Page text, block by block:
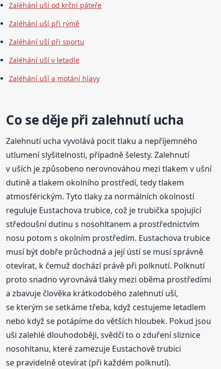
Zaléhání uší od krční páteře
Zaléhání uší při rýmě
Zaléhání uší při sportu
Zaléhání uší v letadle
Zaléhání uší a motání hlavy
Co se děje při zalehnutí ucha
Zalehnutí ucha vyvolává pocit tlaku a nepříjemného
utlumení slyšitelnosti, případně šelesty. Zalehnutí
v uších je způsobeno nerovnováhou mezi tlakem v ušní
dutině a tlakem okolního prostředí, tedy tlakem
atmosférickým. Tyto tlaky za normálních okolností
reguluje Eustachova trubice, což je trubička spojující
středoušní dutinu s nosohltanem a prostřednictvím
nosu potom s okolním prostředím. Eustachova trubice
musí být dobře průchodná a její ústí se musí správně
otevírat, k čemuž dochází právě při polknutí. Polknutí
proto snadno vyrovnává tlaky mezi oběma prostředími
a zbavuje člověka krátkodobého zalehnutí uší,
se kterým se setkáme třeba, když cestujeme letadlem
nebo když se potápíme do větších hloubek. Pokud jsou
uši zalehlé dlouhodoběji, svědčí to o zduření sliznice
nosohltanu, které zamezuje Eustachově trubici
se pravidelně otevírat (při každém polknutí).